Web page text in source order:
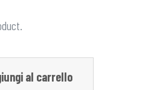
al carrello